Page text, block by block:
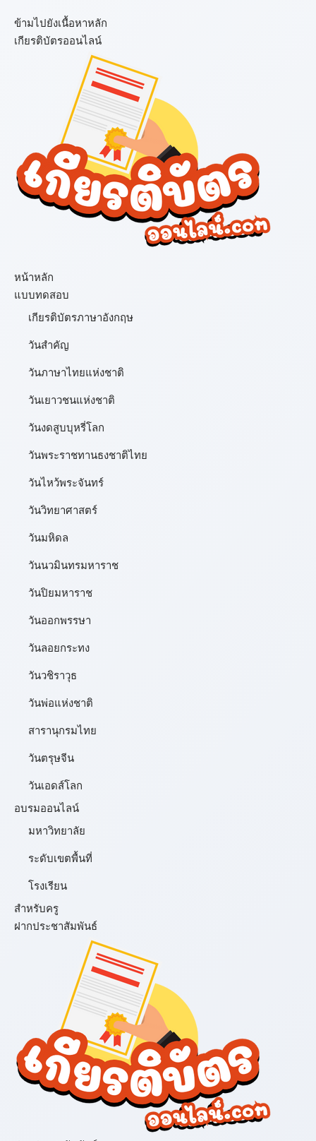
ข้ามไปยังเนื้อหาหลัก
เกียรติบัตรออนไลน์
หน้าหลัก
แบบทดสอบ
เกียรติบัตรภาษาอังกฤษ
วันสำคัญ
วันภาษาไทยแห่งชาติ
วันเยาวชนแห่งชาติ
วันงดสูบบุหรี่โลก
วันพระราชทานธงชาติไทย
วันไหว้พระจันทร์​
วันวิทยาศาสตร์
วันมหิดล
วันนวมินทรมหาราช
วันปิยมหาราช
วันออกพรรษา
วันลอยกระทง
วันวชิราวุธ
วันพ่อแห่งชาติ
สารานุกรมไทย
วันตรุษจีน
วันเอดส์โลก
อบรมออนไลน์
มหาวิทยาลัย
ระดับเขตพื้นที่
โรงเรียน
สำหรับครู
ฝากประชาสัมพันธ์